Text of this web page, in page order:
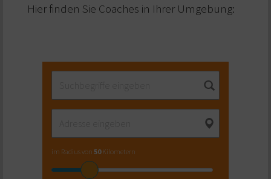
Hier finden Sie Coaches in Ihrer Umgebung:
im Radius von 50Kilometern